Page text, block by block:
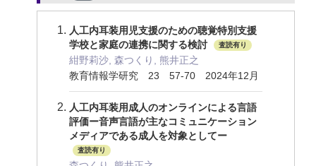
人工内耳装用児支援のための聴覚特別支援
学校と家庭の連携に関する検討
査読有り
紺野莉沙, 森つくり, 熊井正之
教育情報学研究 23 57-70 2024年12月
人工内耳装用成人のオンラインによる言語
評価ー音声言語が主なコミュニケーション
メディアである成人を対象としてー
査読有り